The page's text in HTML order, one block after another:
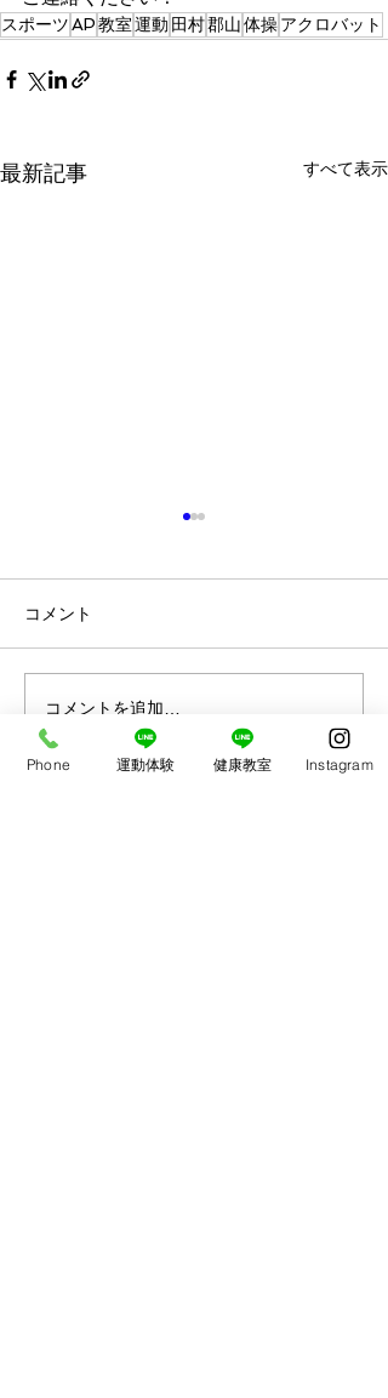
スポーツAP教室運動 田村郡山体操アクロバット
最新記事 すべて表示
なわとびコンテスト出場
コメント
コメントを追加…
Phone 運動体験 健康教室 Instagram